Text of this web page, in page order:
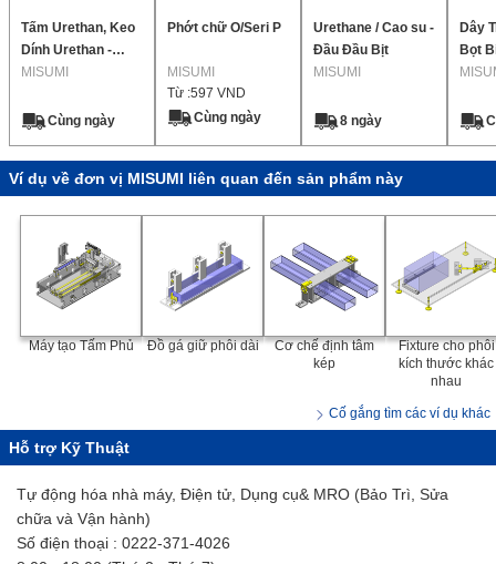
Tấm Urethan, Keo
Dính Urethan -
Vương, Băng
MISUMI
Cùng ngày
Phớt chữ O/Seri P
MISUMI
Từ :597 VND
Cùng ngày
Urethane / Cao su -
Đầu Đầu Bịt
MISUMI
8 ngày
Dây
Bọt
Ví dụ về đơn vị MISUMI liên quan đến sản phẩm này
Máy tạo Tấm Phủ Đồ gá giữ phôi dài
Cơ chế định tâm
kép
Fixture cho phôi
kích thước khác
nhau
Cố gắng tìm các ví dụ khác
Hỗ trợ Kỹ Thuật
Tự động hóa nhà máy, Điện tử, Dụng cụ& MRO (Bảo Trì, Sửa
chữa và Vận hành)
Số điện thoại : 0222-371-4026